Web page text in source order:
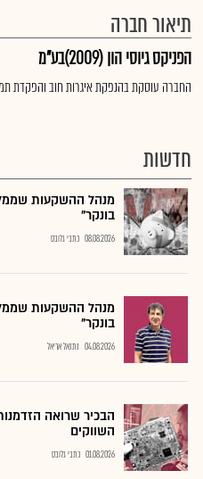
תיאור חברה
הפניקס גיוסי הון (2009)בע"מ
החברה עוסקת בהנפקת איגרות חוב והפקדת
חדשות
מנהל ההשקעות
בונקר"
08.08.2026 כתבי גלובס
מנהל ההשקעות
בונקר"
04.08.2026 נתנאל אריאל
הבכיר שרואה
השווקים
01.08.2026 כתבי גלובס